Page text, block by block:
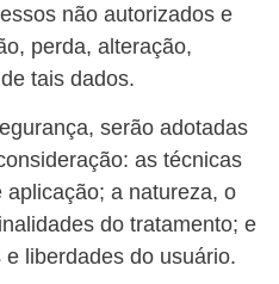
não autorizados e
perda, alteração,
tais dados.
serão adotadas
as técnicas
a natureza, o
do tratamento; e
liberdades do usuário.